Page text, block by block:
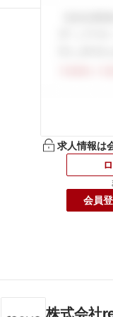
求人情報は
会員
株式会社